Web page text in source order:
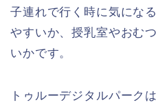
子連れで行く時に気にな
やすいか、授乳室やおむ
いかです。
トゥルーデジタルパーク